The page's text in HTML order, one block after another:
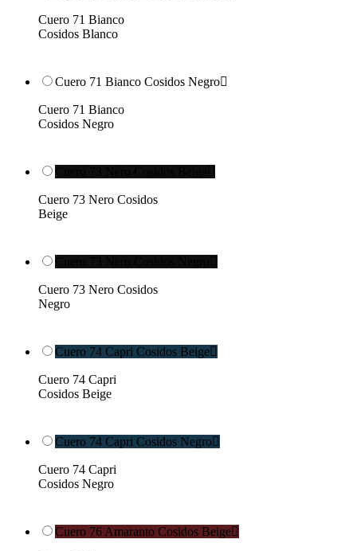
Cuero 71 Bianco
Cosidos Blanco
Cuero 71 Bianco Cosidos Negro
Cuero 71 Bianco
Cosidos Negro
Cuero 73 Nero Cosidos
Beige
Cuero 73 Nero Cosidos
Negro
Cuero 74 Capri Cosidos Beige
Cuero 74 Capri
Cosidos Beige
Cuero 74 Capri Cosidos Negro
Cuero 74 Capri
Cosidos Negro
Cuero 76 Amaranto Cosidos Beige